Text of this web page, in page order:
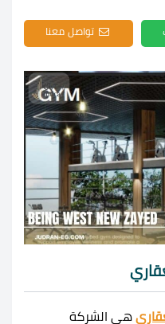
تواصل معنا
هي الشركة